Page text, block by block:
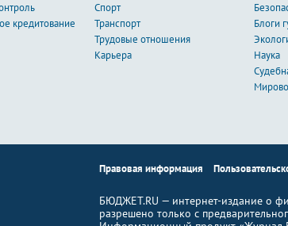
кредитование
Спорт
Транспорт
Трудовые отношения
Карьера
Блоги
Наука
Правовая информация
БЮДЖЕТ.RU — интернет-издание о
разрешено только с